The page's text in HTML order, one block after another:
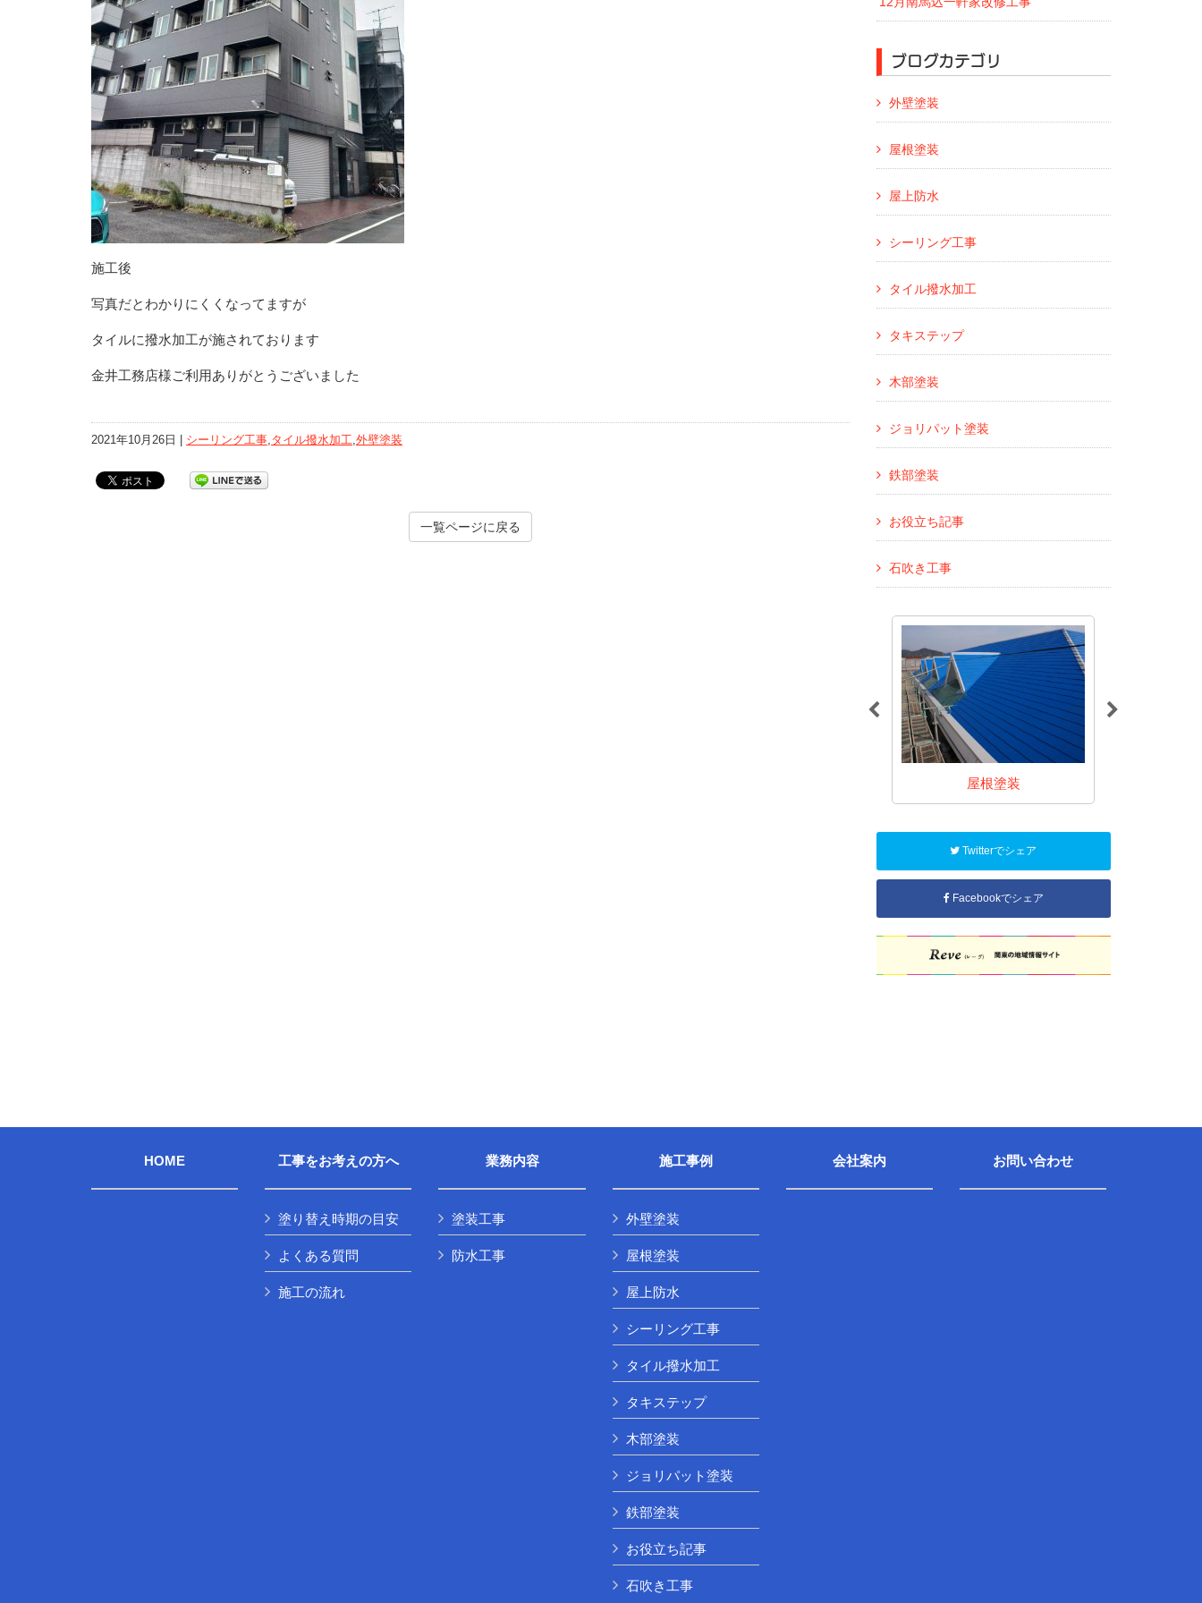
施工後
写真だとわかりにくくなってますが
タイルに撥水加工が施されております
金井工務店様ご利用ありがとうございました
2021年10月26日 | シーリング工事,タイル撥水加工,外壁塗装
一覧ページに戻る
ブログカテゴリ
外壁塗装
屋根塗装
屋上防水
シーリング工事
タイル撥水加工
タキステップ
木部塗装
ジョリパット塗装
鉄部塗装
お役立ち記事
石吹き工事
屋根塗装
Twitterでシェア
Facebookでシェア
HOME 工事をお考えの方へ
塗り替え時期の目安
よくある質問
施工の流れ
業務内容
塗装工事
防水工事
施工事例
外壁塗装
屋根塗装
屋上防水
シーリング工事
タイル撥水加工
タキステップ
木部塗装
ジョリパット塗装
鉄部塗装
お役立ち記事
石吹き工事
会社案内 お問い合わせ